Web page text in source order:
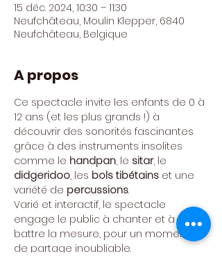
15 déc. 2024, 10:30 – 11:30
Neufchâteau, Moulin Klepper, 6840
Neufchâteau, Belgique
A propos
Ce spectacle invite les enfants de 0 à
12 ans (et les plus grands !) à
découvrir des sonorités fascinantes
grâce à des instruments insolites
comme le handpan, le sitar, le
didgeridoo, les bols tibétains et une
variété de percussions.
Varié et interactif, le spectacle
engage le public à chanter et à
battre la mesure, pour un moment
de partage inoubliable.